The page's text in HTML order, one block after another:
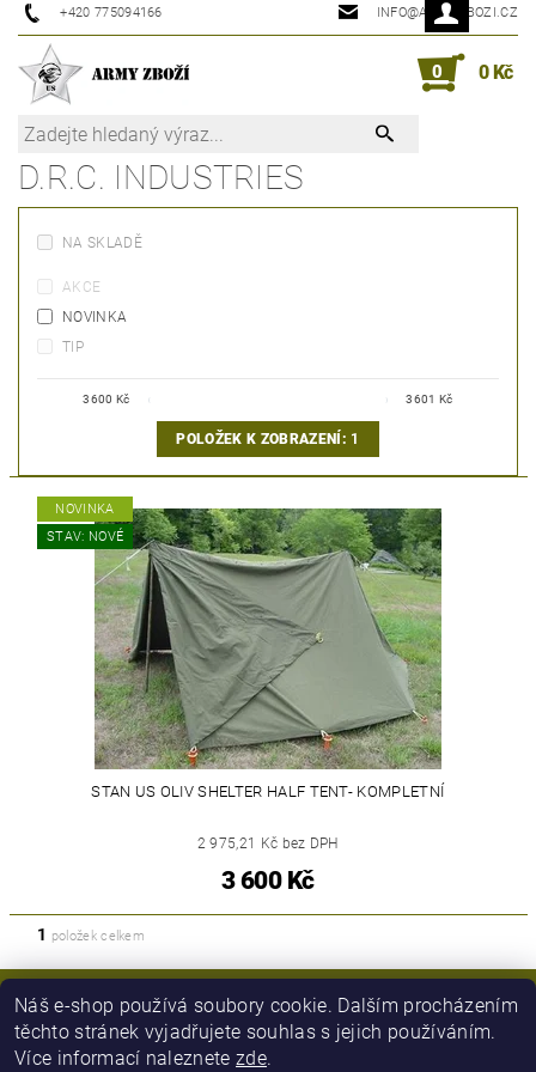
+420 775094166 INFO@ARMYZBOZI.CZ
0 0 Kč
D.R.C. INDUSTRIES
NA SKLADĚ
AKCE
NOVINKA
TIP
3600 Kč 3601 Kč
POLOŽEK K ZOBRAZENÍ: 1
NOVINKA
STAV: NOVÉ
STAN US OLIV SHELTER HALF TENT- KOMPLETNÍ
2 975,21 Kč bez DPH
3 600 Kč
1 položek celkem
Náš e-shop používá soubory cookie. Dalším procházením
těchto stránek vyjadřujete souhlas s jejich používáním.
Více informací naleznetezde.